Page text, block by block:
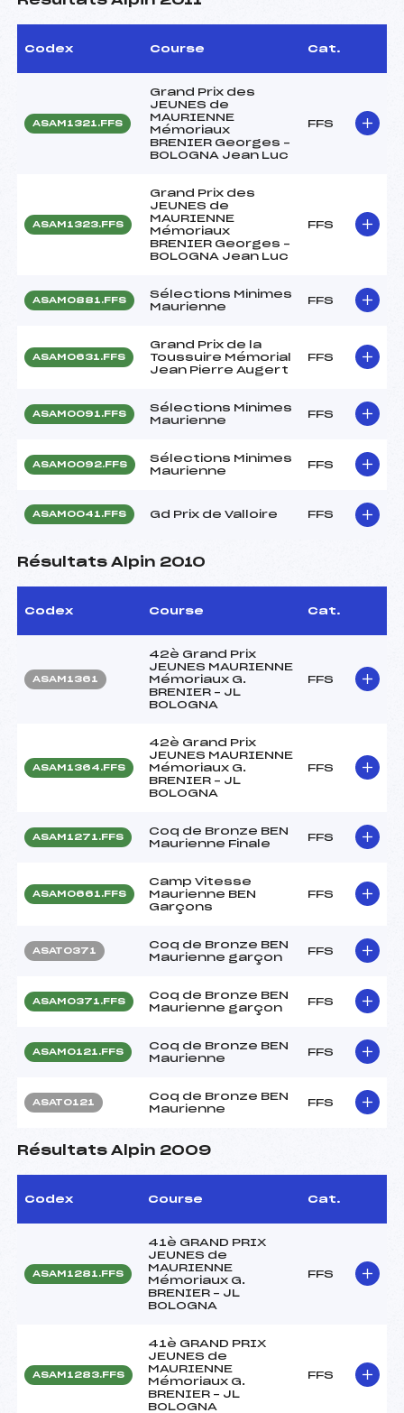
Codex Course Cat.
ASAM1321.FFS
Grand Prix des
JEUNES de
MAURIENNE
Mémoriaux
BRENIER Georges –
BOLOGNA Jean Luc
FFS
ASAM1323.FFS
Grand Prix des
JEUNES de
MAURIENNE
Mémoriaux
BRENIER Georges –
BOLOGNA Jean Luc
FFS
ASAM0881.FFS
Sélections Minimes
Maurienne
FFS
ASAM0631.FFS
Grand Prix de la
Toussuire Mémorial
Jean Pierre Augert
FFS
ASAM0091.FFS
Sélections Minimes
Maurienne
FFS
ASAM0092.FFS
Sélections Minimes
Maurienne
FFS
ASAM0041.FFS Gd Prix de Valloire FFS
Résultats Alpin 2010
Codex Course Cat.
ASAM1361
42è Grand Prix
JEUNES MAURIENNE
Mémoriaux G.
BRENIER – JL
BOLOGNA
FFS
ASAM1364.FFS
42è Grand Prix
JEUNES MAURIENNE
Mémoriaux G.
BRENIER – JL
BOLOGNA
FFS
ASAM1271.FFS
Coq de Bronze BEN
Maurienne Finale
FFS
ASAM0661.FFS
Camp Vitesse
Maurienne BEN
Garçons
FFS
ASAT0371
Coq de Bronze BEN
Maurienne garçon
FFS
ASAM0371.FFS
Coq de Bronze BEN
Maurienne garçon
FFS
ASAM0121.FFS
Coq de Bronze BEN
Maurienne
FFS
ASAT0121
Coq de Bronze BEN
Maurienne
FFS
Résultats Alpin 2009
Codex Course Cat.
ASAM1281.FFS
41è GRAND PRIX
JEUNES de
MAURIENNE
Mémoriaux G.
BRENIER – JL
BOLOGNA
FFS
ASAM1283.FFS
41è GRAND PRIX
JEUNES de
MAURIENNE
Mémoriaux G.
BRENIER – JL
BOLOGNA
FFS